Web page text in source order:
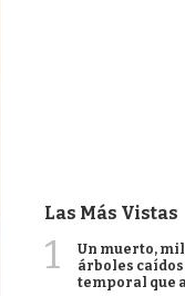
Las Más Vistas
1
Un muerto,
árboles
temporal que